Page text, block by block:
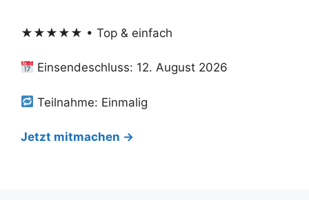
★★★★★ • Top & einfach
Einsendeschluss: 12. August 2026
Teilnahme: Einmalig
Jetzt mitmachen →